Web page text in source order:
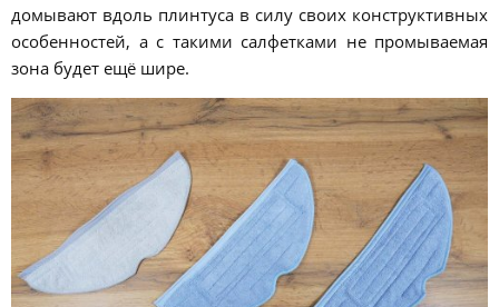
домывают вдоль плинтуса в силу своих конструктивных
особенностей, а с такими салфетками не промываемая
зона будет ещё шире.